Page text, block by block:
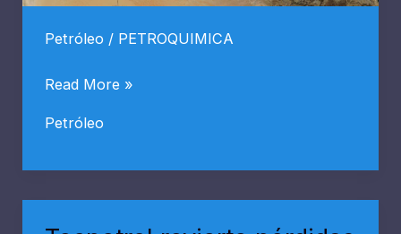
Petróleo / PETROQUIMICA
Precio
Read More »
Petróleo